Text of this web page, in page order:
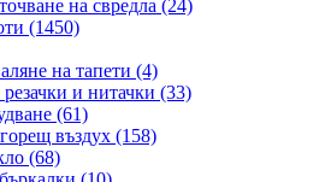
на свредла (24)
(1450)
на тапети (4)
и нитачки (33)
(61)
въздух (158)
(68)